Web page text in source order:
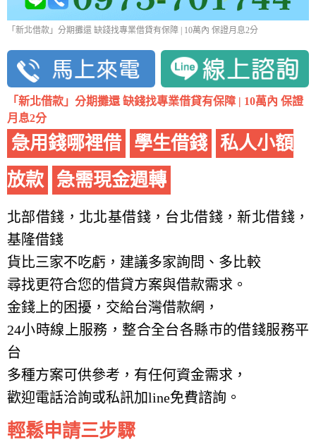
「新北借款」分期攤還 缺錢找專業借貸有保障 | 10萬內 保證月息2分
「新北借款」分期攤還 缺錢找專業借貸有保障 | 10萬內 保證
月息2分
急用錢哪裡借 學生借錢
私人小額
放款
急需現金週轉
北部借錢，北北基借錢，台北借錢，新北借錢，
基隆借錢
貨比三家不吃虧，建議多家詢問、多比較
尋找更符合您的借貸方案與借款需求。
金錢上的困擾，交給台灣借款網，
24小時線上服務，整合全台各縣市的借錢服務平
台
多種方案可供參考，有任何資金需求，
歡迎電話洽詢或私訊加line免費諮詢。
輕鬆申請三步驟